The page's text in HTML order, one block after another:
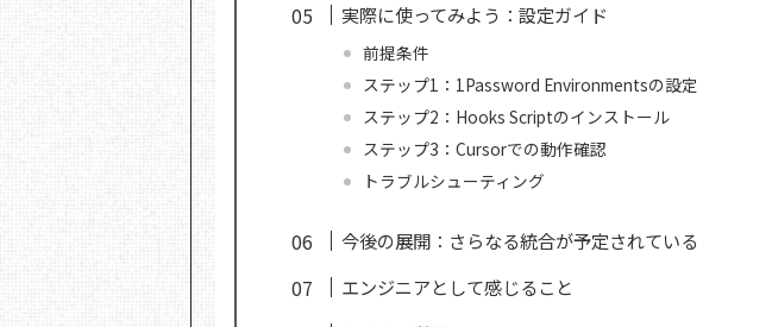
実際に使ってみよう：設定ガイド
前提条件
ステップ1：1Password Environmentsの設定
ステップ2：Hooks Scriptのインストール
ステップ3：Cursorでの動作確認
トラブルシューティング
今後の展開：さらなる統合が予定されている
エンジニアとして感じること